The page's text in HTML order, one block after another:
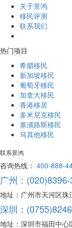
关于景鸿
移民评测
联系我们
热门项目
希腊移民
新加坡移民
葡萄牙移民
加拿大移民
香港移居
多米尼克移民
塞浦路斯移民
马其他移民
联系景鸿
咨询热线： 400-888-
广州：
地址：广州市天河区
深圳：
地址：深圳市福田中